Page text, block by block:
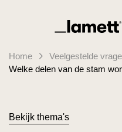
Terug naar home
Home Veelgestelde
Welke delen van de stam
Bekijk thema's